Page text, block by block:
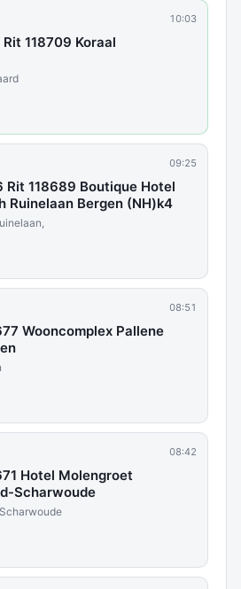
10:03
118709 Koraal
09:25
Rit 118689 Boutique Hotel
Ruinelaan Bergen (NH)k4
08:51
Wooncomplex Pallene
08:42
Hotel Molengroet
Scharwoude